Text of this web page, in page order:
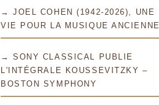
→ JOEL COHEN (1942-2026), UNE
VIE POUR LA MUSIQUE ANCIENNE
→ SONY CLASSICAL PUBLIE
L'INTÉGRALE KOUSSEVITZKY –
BOSTON SYMPHONY